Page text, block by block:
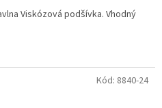
Viskózová podšívka. Vhodný
Kód: 8840-24